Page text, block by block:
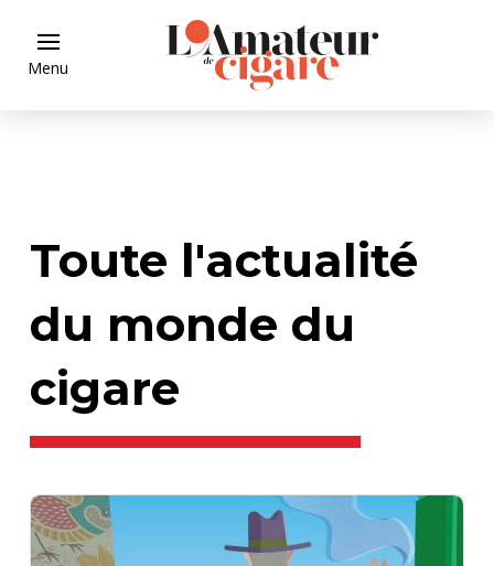
Menu
Toute l'actualité
du monde du
cigare